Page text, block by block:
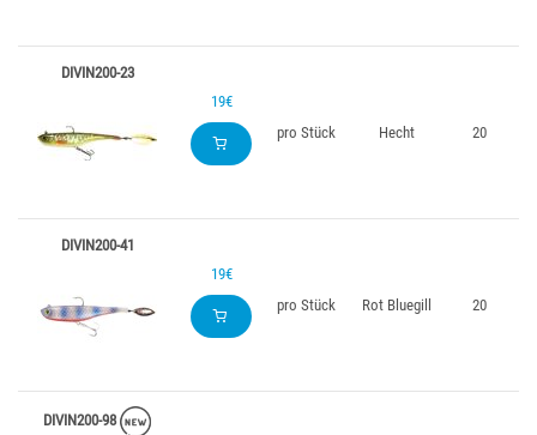
DIVIN200-23
19€
pro Stück
Hecht 20
DIVIN200-41
19€
pro Stück
Rot Bluegill 20
DIVIN200-98